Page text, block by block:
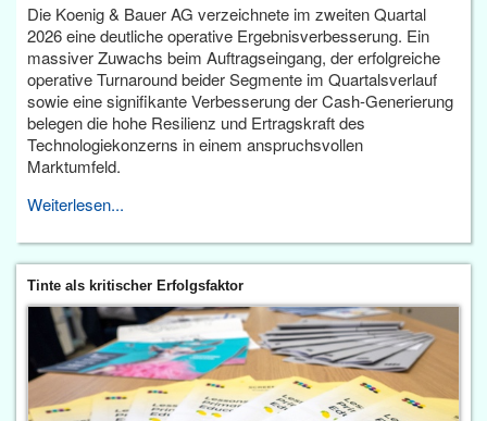
Die Koenig & Bauer AG verzeichnete im zweiten Quartal
2026 eine deutliche operative Ergebnisverbesserung. Ein
massiver Zuwachs beim Auftragseingang, der erfolgreiche
operative Turnaround beider Segmente im Quartalsverlauf
sowie eine signifikante Verbesserung der Cash-Generierung
belegen die hohe Resilienz und Ertragskraft des
Technologiekonzerns in einem anspruchsvollen
Marktumfeld.
Weiterlesen...
Tinte als kritischer Erfolgsfaktor